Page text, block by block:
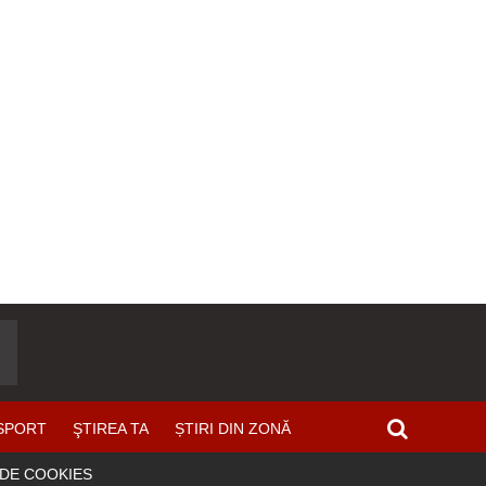
ŞTIREA TA ȘTIRI DIN ZONĂ
COOKIES